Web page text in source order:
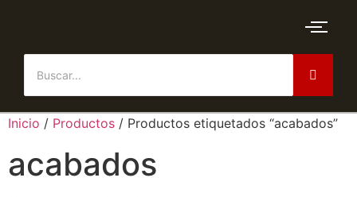
Inicio / Productos / Productos etiquetados “acabados”
acabados